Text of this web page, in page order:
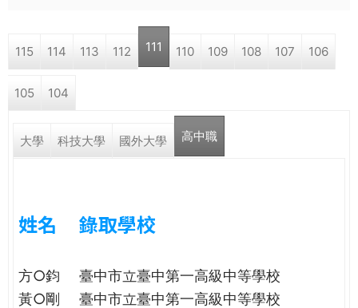
學a
r
e
e
e
115 114 113 112 111 110 109 108 107 106
105 104
大學 科技大學 國外大學 高中職
姓名 錄取學校
方○鈞
臺中市立臺中第一高級中等學校
黃○剛
臺中市立臺中第一高級中等學校